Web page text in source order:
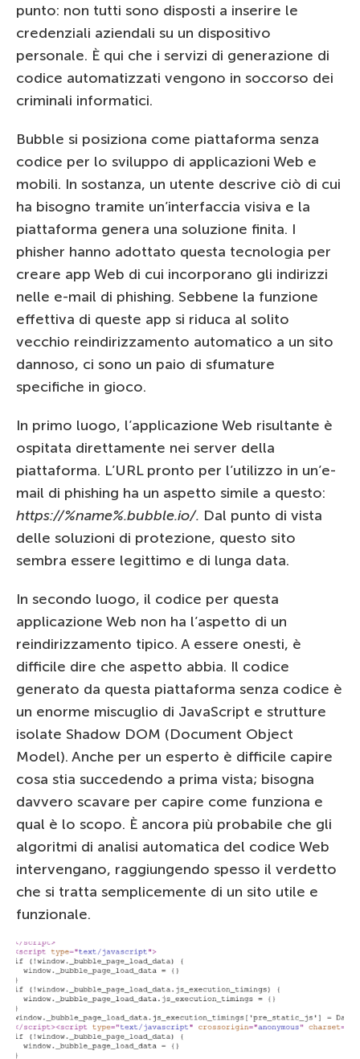
punto: non tutti sono disposti a inserire le
credenziali aziendali su un dispositivo
personale. È qui che i servizi di generazione di
codice automatizzati vengono in soccorso dei
criminali informatici.
Bubble si posiziona come piattaforma senza
codice per lo sviluppo di applicazioni Web e
mobili. In sostanza, un utente descrive ciò di cui
ha bisogno tramite un’interfaccia visiva e la
piattaforma genera una soluzione finita. I
phisher hanno adottato questa tecnologia per
creare app Web di cui incorporano gli indirizzi
nelle e-mail di phishing. Sebbene la funzione
effettiva di queste app si riduca al solito
vecchio reindirizzamento automatico a un sito
dannoso, ci sono un paio di sfumature
specifiche in gioco.
In primo luogo, l’applicazione Web risultante è
ospitata direttamente nei server della
piattaforma. L’URL pronto per l’utilizzo in un’e-
mail di phishing ha un aspetto simile a questo:
https://%name%.bubble.io/. Dal punto di vista
delle soluzioni di protezione, questo sito
sembra essere legittimo e di lunga data.
In secondo luogo, il codice per questa
applicazione Web non ha l’aspetto di un
reindirizzamento tipico. A essere onesti, è
difficile dire che aspetto abbia. Il codice
generato da questa piattaforma senza codice è
un enorme miscuglio di JavaScript e strutture
isolate Shadow DOM (Document Object
Model). Anche per un esperto è difficile capire
cosa stia succedendo a prima vista; bisogna
davvero scavare per capire come funziona e
qual è lo scopo. È ancora più probabile che gli
algoritmi di analisi automatica del codice Web
intervengano, raggiungendo spesso il verdetto
che si tratta semplicemente di un sito utile e
funzionale.